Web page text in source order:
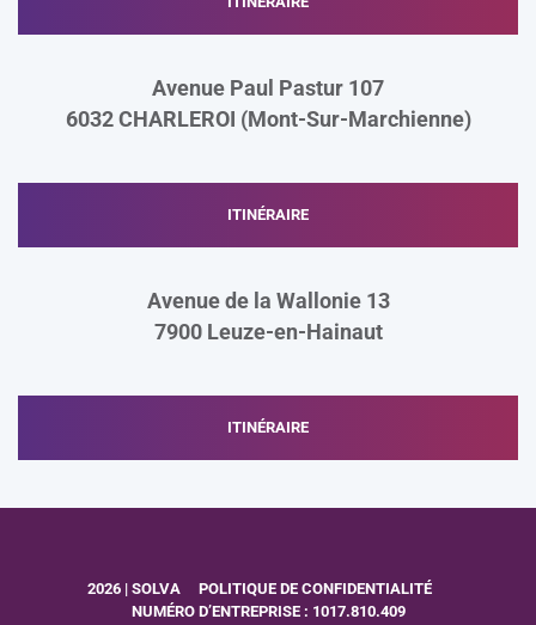
Avenue Paul Pastur 107
6032 CHARLEROI (Mont-Sur-Marchienne)
ITINÉRAIRE
Avenue de la Wallonie 13
7900 Leuze-en-Hainaut
ITINÉRAIRE
2026 | SOLVA
POLITIQUE DE CONFIDENTIALITÉ
NUMÉRO D’ENTREPRISE : 1017.810.409